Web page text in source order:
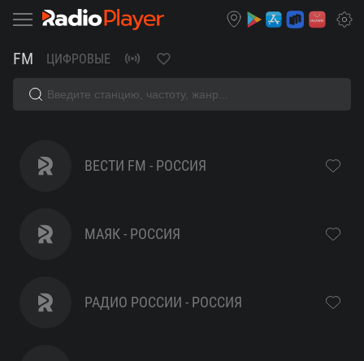
FM ЦИФРОВЫЕ
Говорит
Майкоп
ВЕСТИ FM - РОССИЯ
МАЯК - РОССИЯ
РАДИО РОССИИ - РОССИЯ